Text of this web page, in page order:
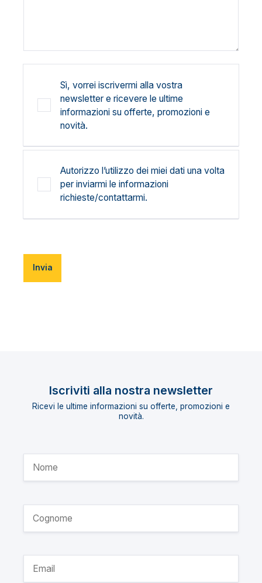
Sì, vorrei iscrivermi alla vostra
newsletter e ricevere le ultime
informazioni su offerte, promozioni e
novità.
Autorizzo l’utilizzo dei miei dati una volta
per inviarmi le informazioni
richieste/contattarmi.
Invia
Iscriviti alla nostra newsletter
Ricevi le ultime informazioni su offerte, promozioni e
novità.